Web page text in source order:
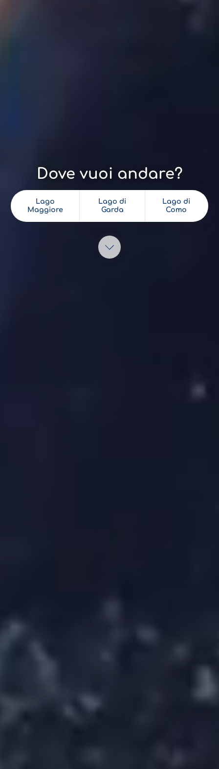
Dove vuoi andare?
Lago
Maggiore
Lago di
Garda
Lago di
Como